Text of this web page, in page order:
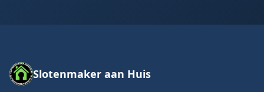
Slotenmaker aan Huis